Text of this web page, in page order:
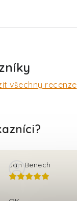
všechny recenze
Ján Benech